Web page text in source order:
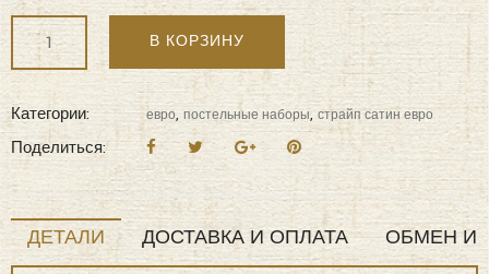
Количество
"KAZANOV.A"
Hotel
(капучино)
Cotton
комплект
Постельные
наборы
Евро
В КОРЗИНУ
Категории: евро, постельные наборы, страйп сатин евро
Поделиться:
ДЕТАЛИ ДОСТАВКА И ОПЛАТА ОБМЕН И